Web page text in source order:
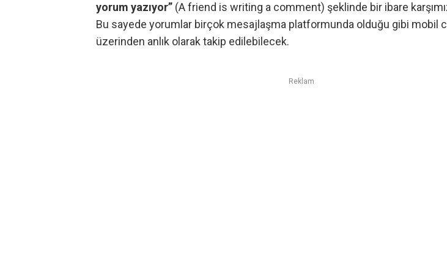
yorum yazıyor” (A friend is writing a comment) şeklinde bir ibare
Bu sayede yorumlar birçok mesajlaşma platformunda olduğu gibi mobil
üzerinden anlık olarak takip edilebilecek.
Reklam